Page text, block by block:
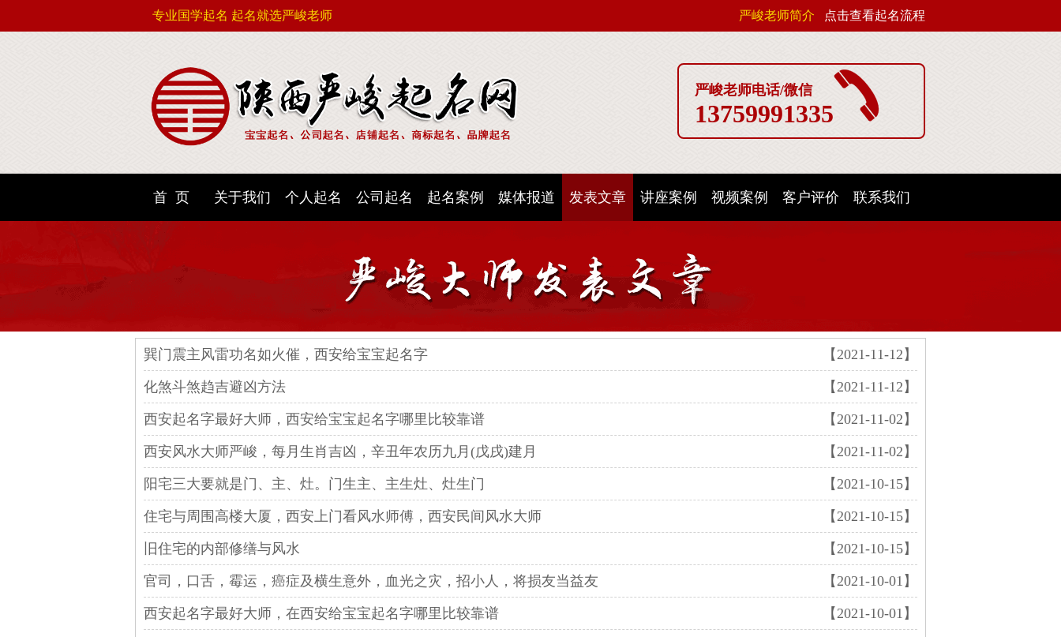
专业国学起名 起名就选严峻老师 严峻老师简介 点击查看起名流程
严峻老师电话/微信
13759991335
首 页 关于我们 个人起名 公司起名 起名案例 媒体报道 发表文章 讲座案例 视频案例 客户评价 联系我们
巽门震主风雷功名如火催，西安给宝宝起名字 【2021-11-12】
化煞斗煞趋吉避凶方法 【2021-11-12】
西安起名字最好大师，西安给宝宝起名字哪里比较靠谱 【2021-11-02】
西安风水大师严峻，每月生肖吉凶，辛丑年农历九月(戊戌)建月 【2021-11-02】
阳宅三大要就是门、主、灶。门生主、主生灶、灶生门 【2021-10-15】
住宅与周围高楼大厦，西安上门看风水师傅，西安民间风水大师 【2021-10-15】
旧住宅的内部修缮与风水 【2021-10-15】
官司，口舌，霉运，癌症及横生意外，血光之灾，招小人，将损友当益友 【2021-10-01】
西安起名字最好大师，在西安给宝宝起名字哪里比较靠谱 【2021-10-01】